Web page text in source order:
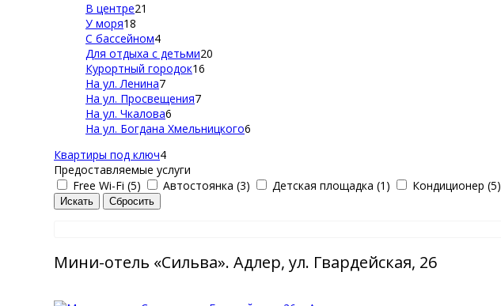
В центре21
У моря18
С бассейном4
Для отдыха с детьми20
Курортный городок16
На ул. Ленина7
На ул. Просвещения7
На ул. Чкалова6
На ул. Богдана Хмельницкого6
Квартиры под ключ4
Предоставляемые услуги
Free Wi-Fi (5)
Автостоянка (3) Детская площадка (1) Кондиционер (5)
Мини-отель «Сильва». Адлер, ул. Гвардейская, 26